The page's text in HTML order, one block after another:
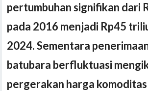
pertumbuhan signifikan dari
pada 2016 menjadi Rp45
2024. Sementara
batubara berfluktuasi
pergerakan harga